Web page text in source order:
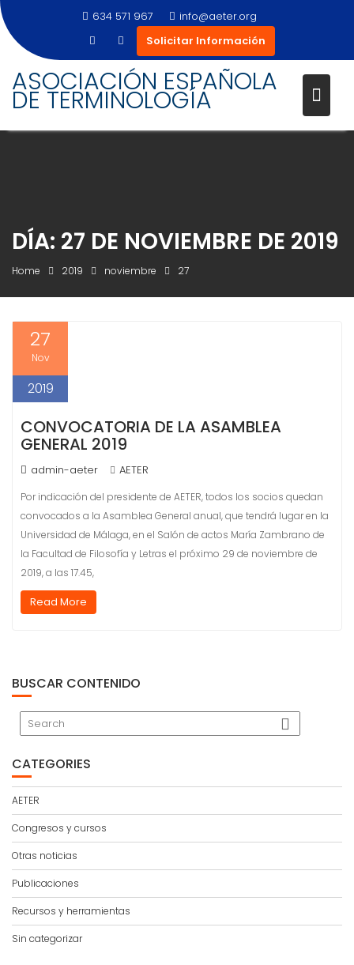
content
634 571 967
info@aeter.org
Solicitar Información
ASOCIACIÓN ESPAÑOLA
DE TERMINOLOGÍA
DÍA: 27 DE NOVIEMBRE DE 2019
Home 2019 noviembre 27
27
Nov
2019
CONVOCATORIA DE LA ASAMBLEA
GENERAL 2019
admin-aeter AETER
Por indicación del presidente de AETER, todos los socios quedan
convocados a la Asamblea General anual, que tendrá lugar en la
Universidad de Málaga, en el Salón de actos María Zambrano de
la Facultad de Filosofía y Letras el próximo 29 de noviembre de
2019, a las 17.45,
Read More
BUSCAR CONTENIDO
CATEGORIES
AETER
Congresos y cursos
Otras noticias
Publicaciones
Recursos y herramientas
Sin categorizar